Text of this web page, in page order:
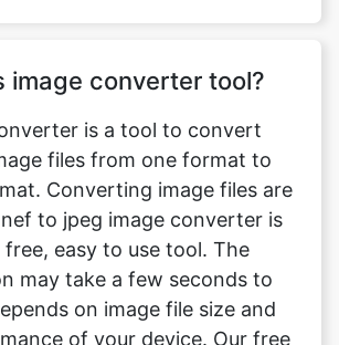
Converting image files are
nef to jpeg image converter is
free, easy to use tool. The
may take a few seconds to
on image file size and
of your device. Our free
converting tool can be used
and everybody. For using this
don’t need to have any